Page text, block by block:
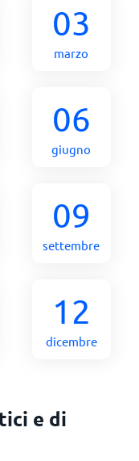
03
marzo
06
giugno
09
settembre
12
dicembre
e di